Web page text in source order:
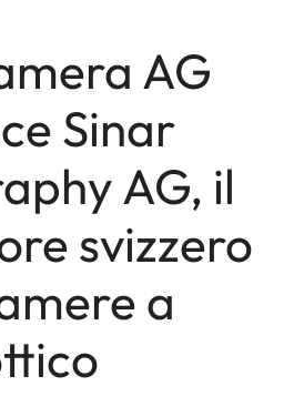
AG
Sinar
AG, il
svizzero
a